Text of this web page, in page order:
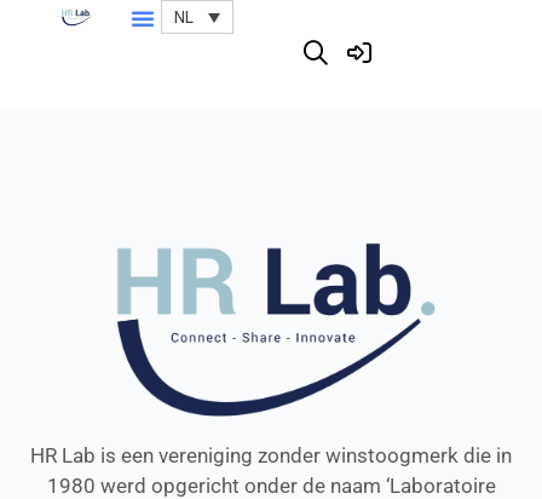
NL
HR Lab is een vereniging zonder winstoogmerk die in
1980 werd opgericht onder de naam ‘Laboratoire